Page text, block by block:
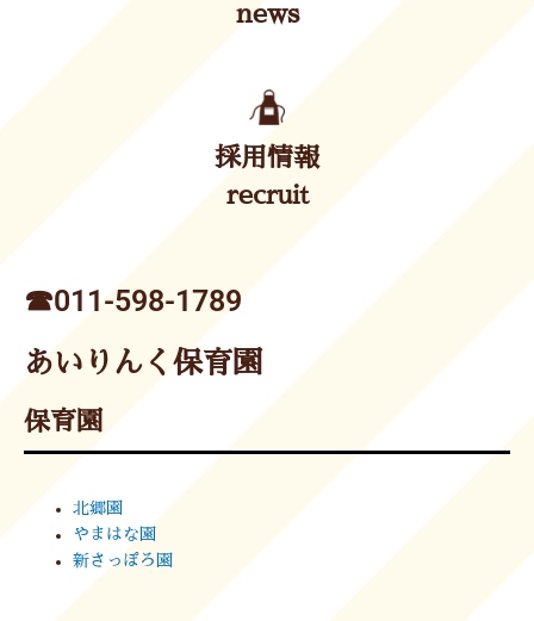
news
採用情報
recruit
☎︎011-598-1789
あいりんく保育園
保育園
北郷園
やまはな園
新さっぽろ園